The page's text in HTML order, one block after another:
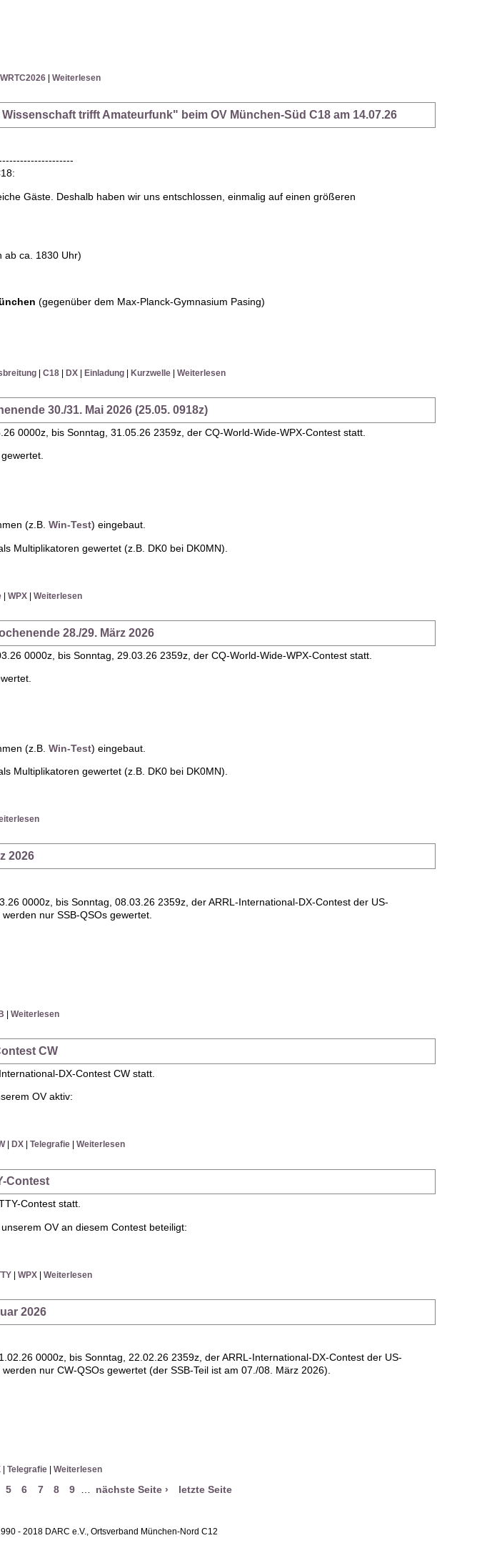
WRTC2026 |Weiterlesen
trifft Amateurfunk" beim OV München-Süd C18 am 14.07.26
Gäste. Deshalb haben wir uns entschlossen, einmalig auf einen größeren
ab ca. 1830 Uhr)
(gegenüber dem Max-Planck-Gymnasium Pasing)
|C18 DX Einladung Kurzwelle |Weiterlesen
30./31. Mai 2026 (25.05. 0918z)
0000z, bis Sonntag, 31.05.26 2359z, der CQ-World-Wide-WPX-Contest statt.
(z.B. Win-Test) eingebaut.
Multiplikatoren gewertet (z.B. DK0 bei DK0MN).
|WPX |Weiterlesen
28./29. März 2026
0000z, bis Sonntag, 29.03.26 2359z, der CQ-World-Wide-WPX-Contest statt.
(z.B. Win-Test) eingebaut.
Multiplikatoren gewertet (z.B. DK0 bei DK0MN).
2026
0000z, bis Sonntag, 08.03.26 2359z, der ARRL-International-DX-Contest der US-
nur SSB-QSOs gewertet.
|Weiterlesen
CW
DX-Contest CW statt.
OV aktiv:
DX |Telegrafie |Weiterlesen
Contest
Contest statt.
OV an diesem Contest beteiligt:
|WPX |Weiterlesen
2026
0000z, bis Sonntag, 22.02.26 2359z, der ARRL-International-DX-Contest der US-
nur CW-QSOs gewertet (der SSB-Teil ist am 07./08. März 2026).
|Telegrafie |Weiterlesen
5 6 7 8 9 nächste Seite › letzte Seite
- 2018 DARC e.V., Ortsverband München-Nord C12